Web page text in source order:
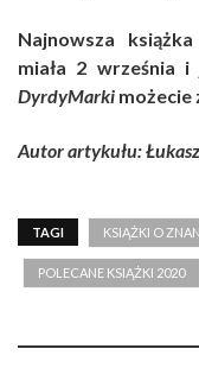
Najnowsza
miała 2 września
DyrdyMarki możecie
Autor artykułu:
TAGI KSIĄŻKI O
POLECANE KSIĄŻKI 2020